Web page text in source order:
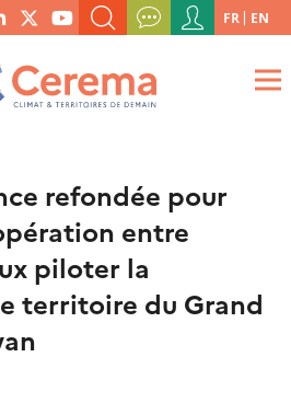
PUBLICATION, ETC.
Menu
du
compte
de
FR EN
refondée pour
entre
piloter la
territoire du Grand